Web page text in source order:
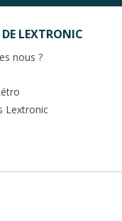
LEXTRONIC
nous ?
Lextronic